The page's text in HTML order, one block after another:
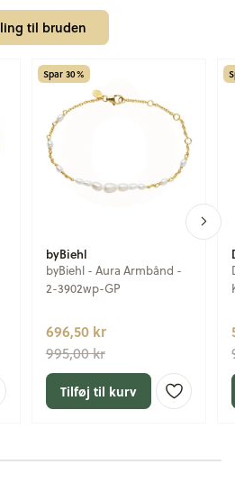
til bruden
Spar 30%
byBiehl
byBiehl - Aura Armbånd -
2-3902wp-GP
696,50 kr
995,00 kr
Tilføj til kurv